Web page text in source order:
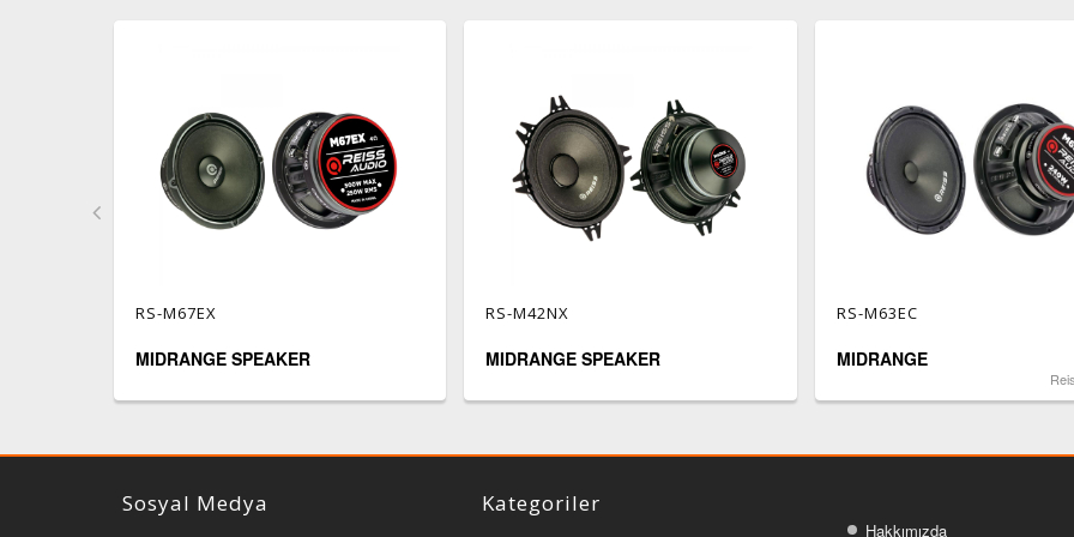
RS-M67EX
MIDRANGE SPEAKER
RS-M42NX
MIDRANGE SPEAKER
RS-M63EC
MIDRANGE
Sosyal Medya Kategoriler
Hakkımızda